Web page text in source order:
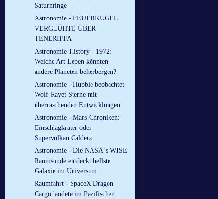
Saturnringe
Astronomie - FEUERKUGEL
VERGLÜHTE ÜBER
TENERIFFA
Astronomie-History - 1972:
Welche Art Leben könnten
andere Planeten beherbergen?
Astronomie - Hubble beobachtet
Wolf-Rayet Sterne mit
überraschenden Entwicklungen
Astronomie - Mars-Chroniken:
Einschlagkrater oder
Supervulkan Caldera
Astronomie - Die NASA´s WISE
Raumsonde entdeckt hellste
Galaxie im Universum
Raumfahrt - SpaceX Dragon
Cargo landete im Pazifischen